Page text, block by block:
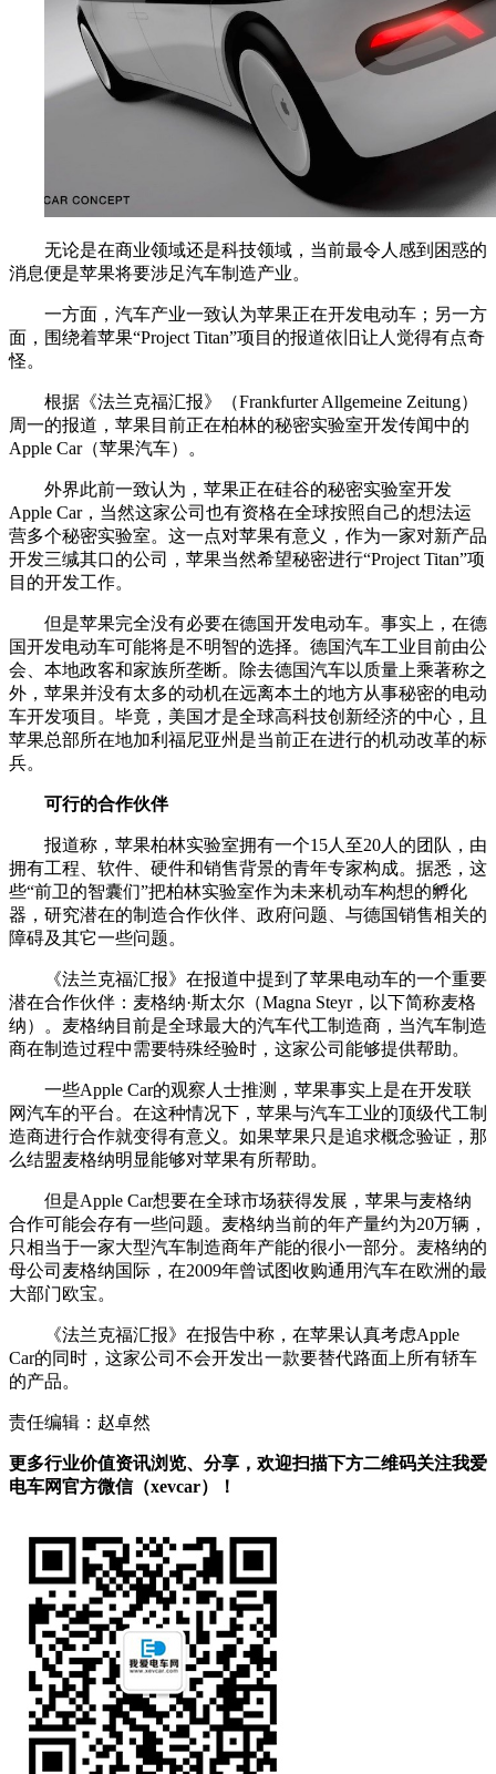
无论是在商业领域还是科技领域，当前最令人感到困惑的
消息便是苹果将要涉足汽车制造产业。
一方面，汽车产业一致认为苹果正在开发电动车；另一方
面，围绕着苹果“Project Titan”项目的报道依旧让人觉得有点奇
怪。
根据《法兰克福汇报》（Frankfurter Allgemeine Zeitung）
周一的报道，苹果目前正在柏林的秘密实验室开发传闻中的
Apple Car（苹果汽车）。
外界此前一致认为，苹果正在硅谷的秘密实验室开发
Apple Car，当然这家公司也有资格在全球按照自己的想法运
营多个秘密实验室。这一点对苹果有意义，作为一家对新产品
开发三缄其口的公司，苹果当然希望秘密进行“Project Titan”项
目的开发工作。
但是苹果完全没有必要在德国开发电动车。事实上，在德
国开发电动车可能将是不明智的选择。德国汽车工业目前由公
会、本地政客和家族所垄断。除去德国汽车以质量上乘著称之
外，苹果并没有太多的动机在远离本土的地方从事秘密的电动
车开发项目。毕竟，美国才是全球高科技创新经济的中心，且
苹果总部所在地加利福尼亚州是当前正在进行的机动改革的标
兵。
可行的合作伙伴
报道称，苹果柏林实验室拥有一个15人至20人的团队，由
拥有工程、软件、硬件和销售背景的青年专家构成。据悉，这
些“前卫的智囊们”把柏林实验室作为未来机动车构想的孵化
器，研究潜在的制造合作伙伴、政府问题、与德国销售相关的
障碍及其它一些问题。
《法兰克福汇报》在报道中提到了苹果电动车的一个重要
潜在合作伙伴：麦格纳·斯太尔（Magna Steyr，以下简称麦格
纳）。麦格纳目前是全球最大的汽车代工制造商，当汽车制造
商在制造过程中需要特殊经验时，这家公司能够提供帮助。
一些Apple Car的观察人士推测，苹果事实上是在开发联
网汽车的平台。在这种情况下，苹果与汽车工业的顶级代工制
造商进行合作就变得有意义。如果苹果只是追求概念验证，那
么结盟麦格纳明显能够对苹果有所帮助。
但是Apple Car想要在全球市场获得发展，苹果与麦格纳
合作可能会存有一些问题。麦格纳当前的年产量约为20万辆，
只相当于一家大型汽车制造商年产能的很小一部分。麦格纳的
母公司麦格纳国际，在2009年曾试图收购通用汽车在欧洲的最
大部门欧宝。
《法兰克福汇报》在报告中称，在苹果认真考虑Apple
Car的同时，这家公司不会开发出一款要替代路面上所有轿车
的产品。
责任编辑：赵卓然
更多行业价值资讯浏览、分享，欢迎扫描下方二维码关注我爱
电车网官方微信（xevcar）！